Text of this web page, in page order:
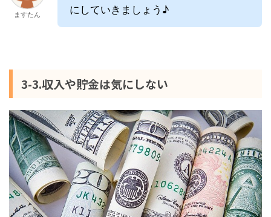
ますたん
にしていきましょう♪
3-3.収入や貯金は気にしない